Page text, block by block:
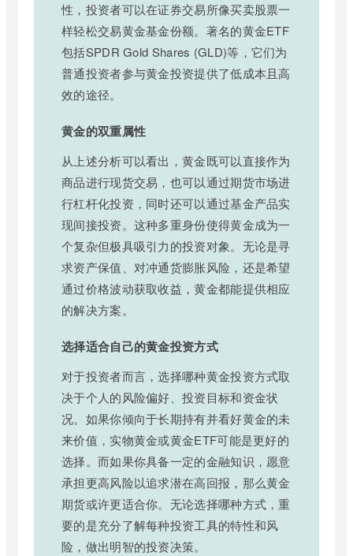
性，投资者可以在证券交易所像买卖股票一
样轻松交易黄金基金份额。著名的黄金ETF
包括SPDR Gold Shares (GLD)等，它们为
普通投资者参与黄金投资提供了低成本且高
效的途径。
黄金的双重属性
从上述分析可以看出，黄金既可以直接作为
商品进行现货交易，也可以通过期货市场进
行杠杆化投资，同时还可以通过基金产品实
现间接投资。这种多重身份使得黄金成为一
个复杂但极具吸引力的投资对象。无论是寻
求资产保值、对冲通货膨胀风险，还是希望
通过价格波动获取收益，黄金都能提供相应
的解决方案。
选择适合自己的黄金投资方式
对于投资者而言，选择哪种黄金投资方式取
决于个人的风险偏好、投资目标和资金状
况。如果你倾向于长期持有并看好黄金的未
来价值，实物黄金或黄金ETF可能是更好的
选择。而如果你具备一定的金融知识，愿意
承担更高风险以追求潜在高回报，那么黄金
期货或许更适合你。无论选择哪种方式，重
要的是充分了解每种投资工具的特性和风
险，做出明智的投资决策。